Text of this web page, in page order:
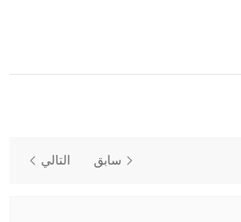
سابق التالي